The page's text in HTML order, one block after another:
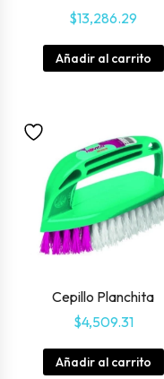
$13,286.29
Añadir al carrito
Cepillo Planchita
$4,509.31
Añadir al carrito